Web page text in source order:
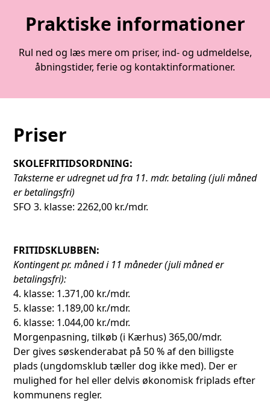
Praktiske informationer
Rul ned og læs mere om priser, ind- og udmeldelse,
åbningstider, ferie og kontaktinformationer.
Priser
SKOLEFRITIDSORDNING:
Taksterne er udregnet ud fra 11. mdr. betaling (juli måned
er betalingsfri)
SFO 3. klasse: 2262,00 kr./mdr.
FRITIDSKLUBBEN:
Kontingent pr. måned i 11 måneder (juli måned er
betalingsfri):
4. klasse: 1.371,00 kr./mdr.
5. klasse: 1.189,00 kr./mdr.
6. klasse: 1.044,00 kr./mdr.
Morgenpasning, tilkøb (i Kærhus) 365,00/mdr.
Der gives søskenderabat på 50 % af den billigste
plads (ungdomsklub tæller dog ikke med). Der er
mulighed for hel eller delvis økonomisk friplads efter
kommunens regler.